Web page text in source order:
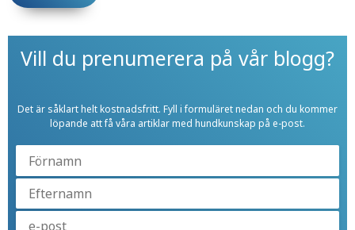
Vill du prenumerera på vår blogg?
Det är såklart helt kostnadsfritt. Fyll i formuläret nedan och du kommer
löpande att få våra artiklar med hundkunskap på e-post.